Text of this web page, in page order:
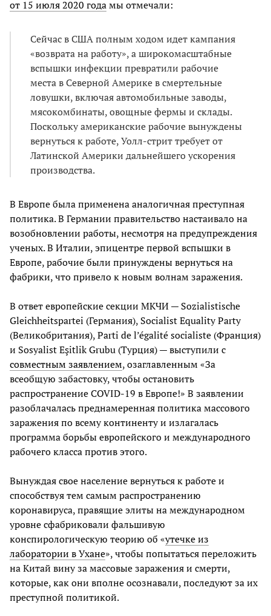
от 15 июля 2020 годамы отмечали:
Сейчас в США полным ходом идет кампания
«возврата на работу», а широкомасштабные
вспышки инфекции превратили рабочие
места в Северной Америке в смертельные
ловушки, включая автомобильные заводы,
мясокомбинаты, овощные фермы и склады.
Поскольку американские рабочие вынуждены
вернуться к работе, Уолл-стрит требует от
Латинской Америки дальнейшего ускорения
производства.
В Европе была применена аналогичная преступная
политика. В Германии правительство настаивало на
возобновлении работы, несмотря на предупреждения
ученых. В Италии, эпицентре первой вспышки в
Европе, рабочие были принуждены вернуться на
фабрики, что привело к новым волнам заражения.
В ответ европейские секции МКЧИ — Sozialistische
Gleichheitspartei (Германия), Socialist Equality Party
(Великобритания), Parti de l’égalité socialiste (Франция)
и Sosyalist Eşitlik Grubu (Турция) — выступили с
совместным заявлением, озаглавленным «За
всеобщую забастовку, чтобы остановить
распространение COVID-19 в Европе!» В заявлении
разоблачалась преднамеренная политика массового
заражения по всему континенту и излагалась
программа борьбы европейского и международного
рабочего класса против этого.
Вынуждая свое население вернуться к работе и
способствуя тем самым распространению
коронавируса, правящие элиты на международном
уровне сфабриковали фальшивую
конспирологическую теорию об «утечке из
лаборатории в Ухане», чтобы попытаться переложить
на Китай вину за массовые заражения и смерти,
которые, как они вполне осознавали, последуют за их
преступной политикой.